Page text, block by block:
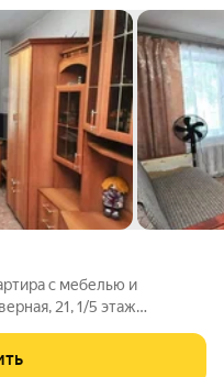
с мебелью и
Кровать, 2